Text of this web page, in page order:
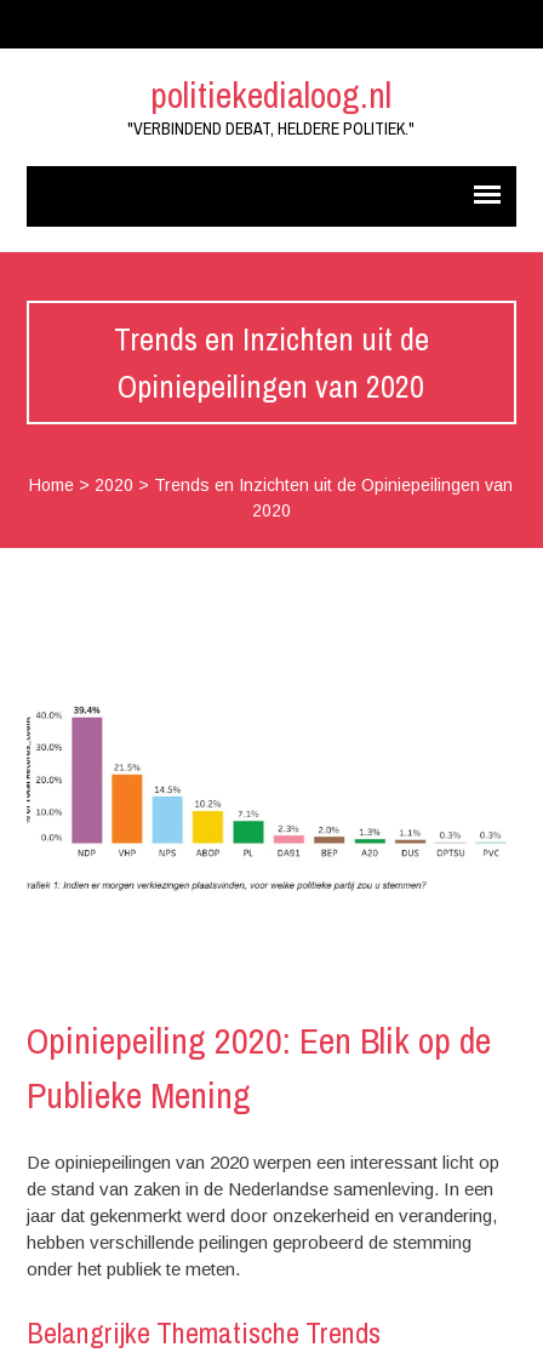
politiekedialoog.nl
"VERBINDEND DEBAT, HELDERE POLITIEK."
Trends en Inzichten uit de
Opiniepeilingen van 2020
Home > 2020 > Trends en Inzichten uit de Opiniepeilingen van
2020
Opiniepeiling 2020: Een Blik op de
Publieke Mening
De opiniepeilingen van 2020 werpen een interessant licht op
de stand van zaken in de Nederlandse samenleving. In een
jaar dat gekenmerkt werd door onzekerheid en verandering,
hebben verschillende peilingen geprobeerd de stemming
onder het publiek te meten.
Belangrijke Thematische Trends